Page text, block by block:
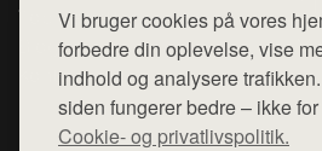
Vi bruger cookies på vores
forbedre din oplevelse, vise
indhold og analysere
siden fungerer bedre – ikke
Cookie- og privatlivspolitik.
Top Rabatter
Blog
Kontakt